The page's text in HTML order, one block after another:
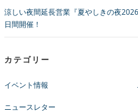
涼しい夜間延長営業『夏やしきの夜
日間開催！
カテゴリー
イベント情報
ニュースレター